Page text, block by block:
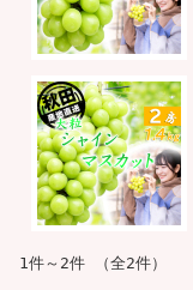
1件～2件 （全2件）